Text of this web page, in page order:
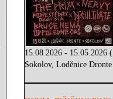
15.08.2026 - 15.05.2026
Sokolov, Loděnice